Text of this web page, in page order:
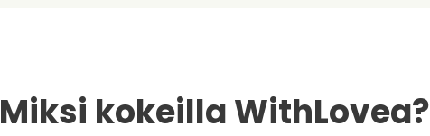
Miksi kokeilla WithLovea?